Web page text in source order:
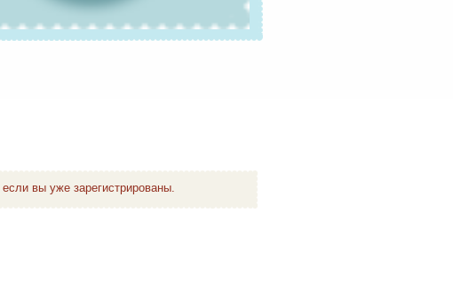
если вы уже зарегистрированы.